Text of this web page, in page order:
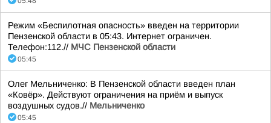
Режим «Беспилотная опасность» введен на территории
Пензенской области в 05:43. Интернет ограничен.
Телефон:112.// МЧС Пензенской области
05:45
Олег Мельниченко: В Пензенской области введен план
«Ковёр». Действуют ограничения на приём и выпуск
воздушных судов.// Мельниченко
05:45